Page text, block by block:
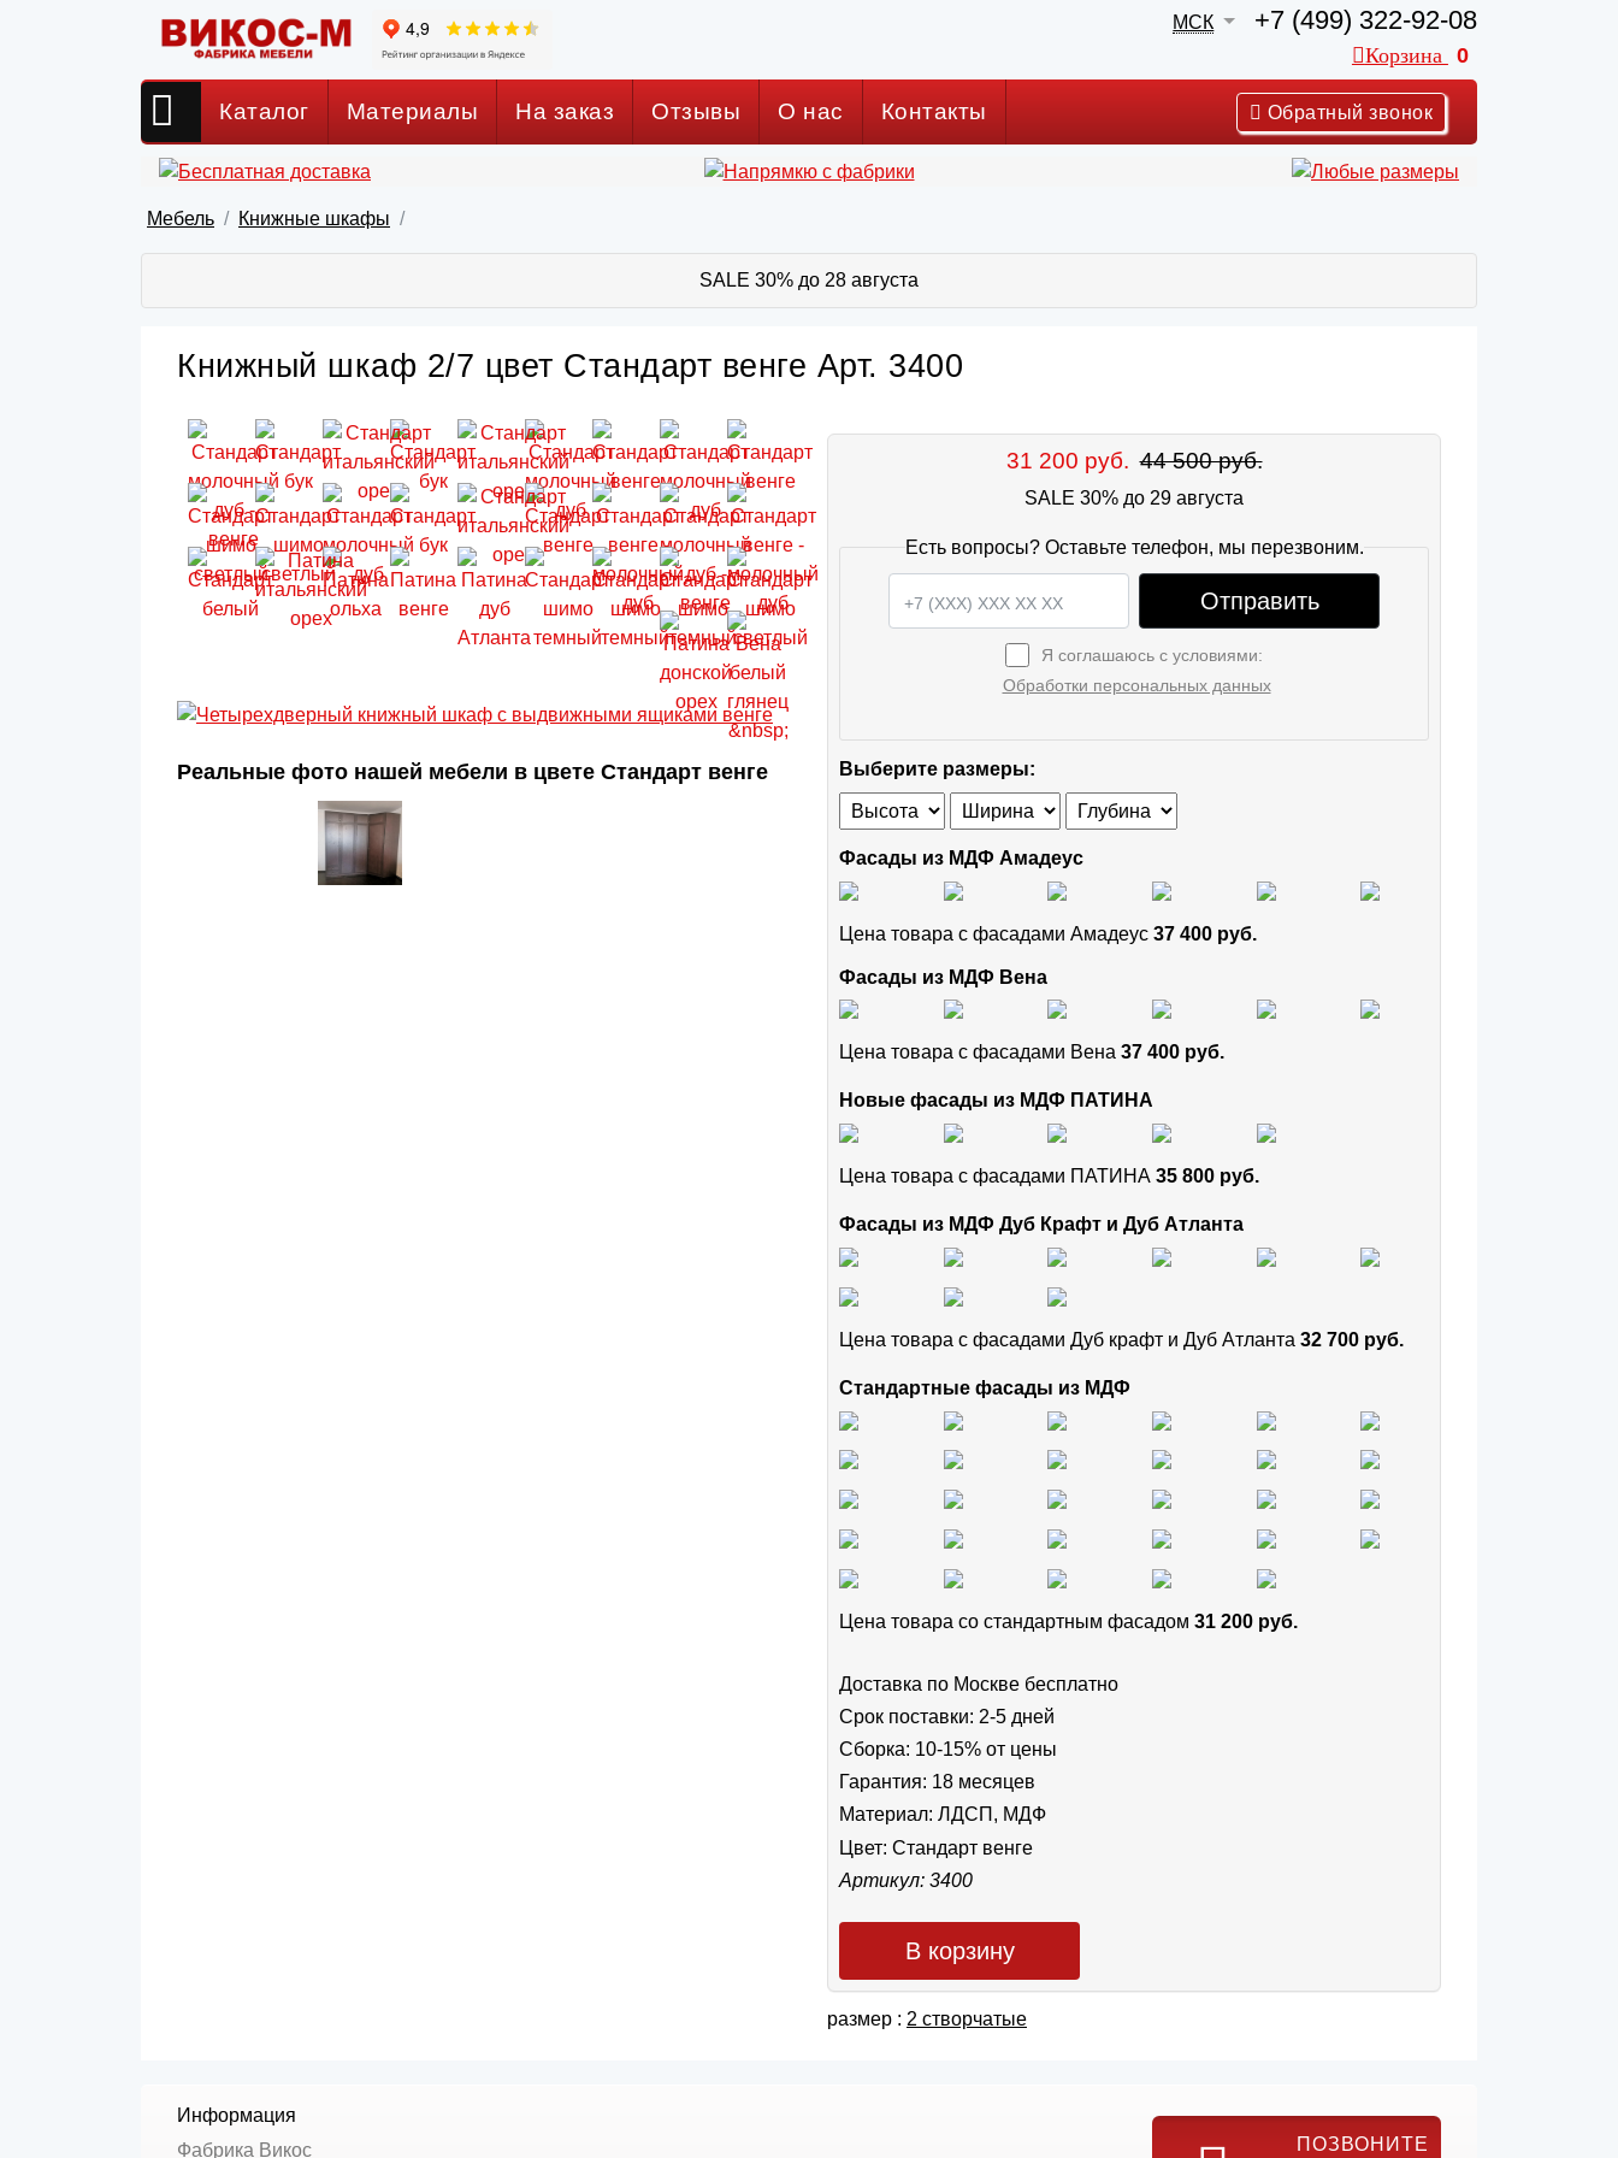
МСК +7 (499) 322-92-08
Корзина 0
Каталог Материалы На заказ Отзывы О нас Контакты Обратный звонок
Мебель Книжные шкафы
SALE 30% до 28 августа
Книжный шкаф 2/7 цвет Стандарт венге Арт. 3400
Реальные фото нашей мебели в цвете Стандарт венге
31 200 руб. 44 500 руб.
SALE 30% до 29 августа
Есть вопросы? Оставьте телефон, мы перезвоним.
Отправить
Я соглашаюсь с условиями:
Обработки персональных данных
Выберите размеры:
Фасады из МДФ Амадеус
Цена товара с фасадами Амадеус 37 400 руб.
Фасады из МДФ Вена
Цена товара с фасадами Вена 37 400 руб.
Новые фасады из МДФ ПАТИНА
Цена товара с фасадами ПАТИНА 35 800 руб.
Фасады из МДФ Дуб Крафт и Дуб Атланта
Цена товара с фасадами Дуб крафт и Дуб Атланта 32 700 руб.
Стандартные фасады из МДФ
Цена товара cо стандартным фасадом 31 200 руб.
Доставка по Москве бесплатно
Срок поставки: 2-5 дней
Сборка: 10-15% от цены
Гарантия: 18 месяцев
Материал: ЛДСП, МДФ
Цвет: Стандарт венге
Артикул: 3400
В корзину
размер : 2 створчатые
Информация
Фабрика Викос
ПОЗВОНИТЕ